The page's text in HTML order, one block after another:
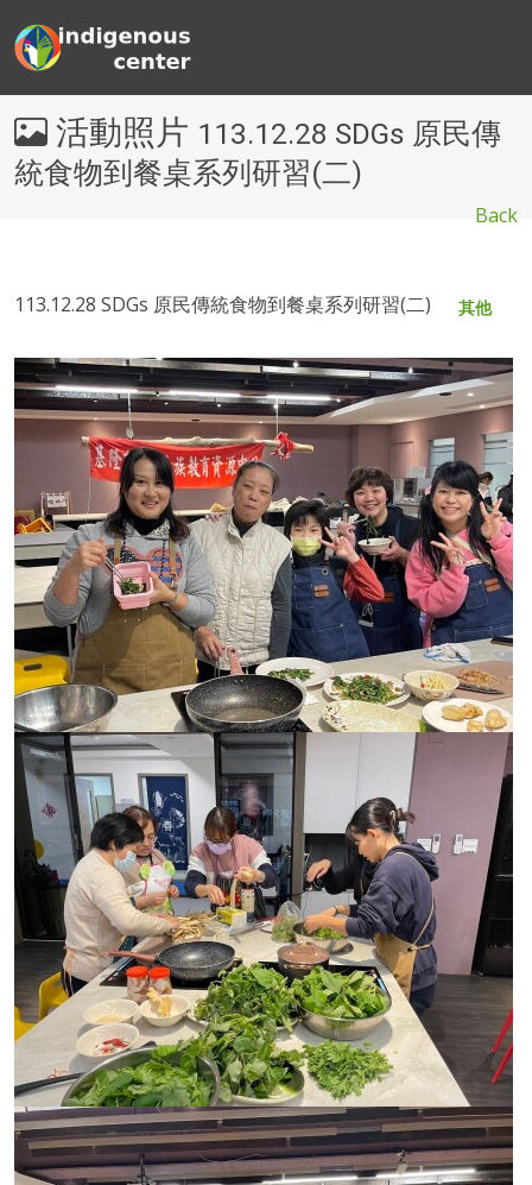
活動照片 113.12.28 SDGs 原民傳
統食物到餐桌系列研習(二)
Back
113.12.28 SDGs 原民傳統食物到餐桌系列研習(二) 其他